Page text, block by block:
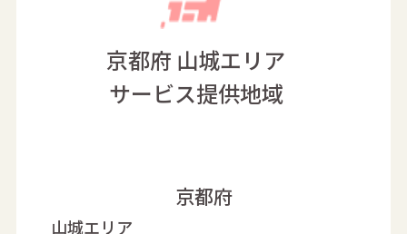
京都府 山城エリア
サービス提供地域
京都府
山城エリア